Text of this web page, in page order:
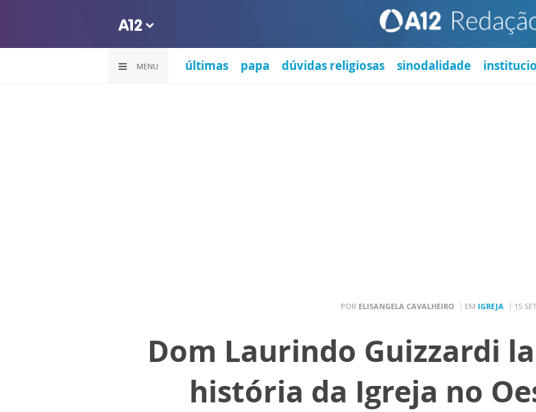
MENU últimas papa dúvidas religiosas sinodalidade
POR ELISANGELA CAVALHEIRO EM IGREJA 15
Dom Laurindo Guizzardi
história da Igreja no